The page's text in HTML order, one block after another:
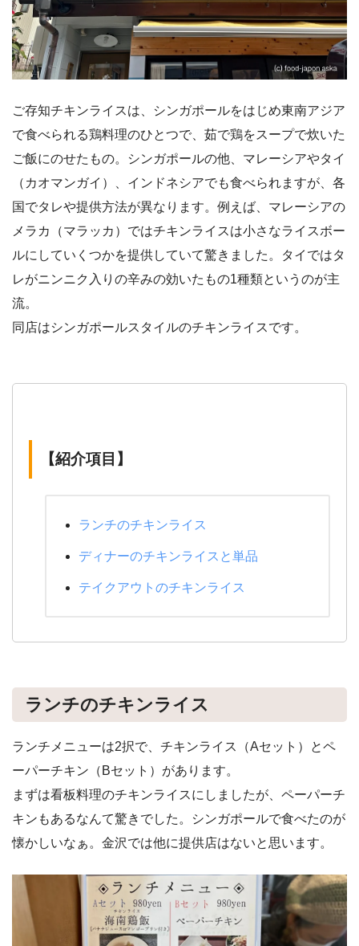
ご存知チキンライスは、シンガポールをはじめ東南アジア
で食べられる鶏料理のひとつで、茹で鶏をスープで炊いた
ご飯にのせたもの。シンガポールの他、マレーシアやタイ
（カオマンガイ）、インドネシアでも食べられますが、各
国でタレや提供方法が異なります。例えば、マレーシアの
メラカ（マラッカ）ではチキンライスは小さなライスボー
ルにしていくつかを提供していて驚きました。タイではタ
レがニンニク入りの辛みの効いたもの1種類というのが主
流。
同店はシンガポールスタイルのチキンライスです。
【紹介項目】
ランチのチキンライス
ディナーのチキンライスと単品
テイクアウトのチキンライス
ランチのチキンライス
ランチメニューは2択で、チキンライス（Aセット）とペ
ーパーチキン（Bセット）があります。
まずは看板料理のチキンライスにしましたが、ペーパーチ
キンもあるなんて驚きでした。シンガポールで食べたのが
懐かしいなぁ。金沢では他に提供店はないと思います。